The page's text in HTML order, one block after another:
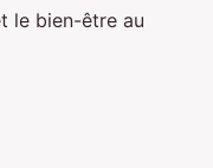
le bien-être au